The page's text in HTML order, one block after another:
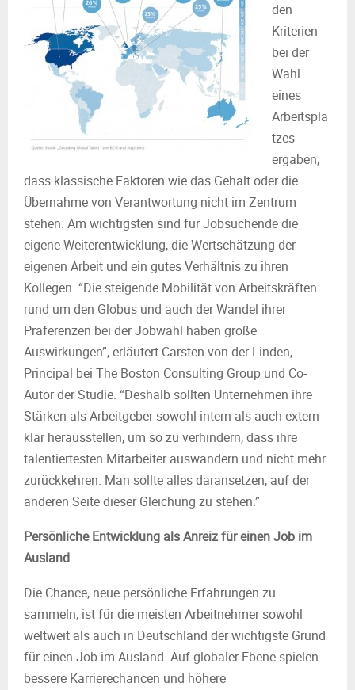
den
Kriterien
bei der
Wahl
eines
Arbeitspla
tzes
ergaben,
dass klassische Faktoren wie das Gehalt oder die
Übernahme von Verantwortung nicht im Zentrum
stehen. Am wichtigsten sind für Jobsuchende die
eigene Weiterentwicklung, die Wertschätzung der
eigenen Arbeit und ein gutes Verhältnis zu ihren
Kollegen. “Die steigende Mobilität von Arbeitskräften
rund um den Globus und auch der Wandel ihrer
Präferenzen bei der Jobwahl haben große
Auswirkungen”, erläutert Carsten von der Linden,
Principal bei The Boston Consulting Group und Co-
Autor der Studie. “Deshalb sollten Unternehmen ihre
Stärken als Arbeitgeber sowohl intern als auch extern
klar herausstellen, um so zu verhindern, dass ihre
talentiertesten Mitarbeiter auswandern und nicht mehr
zurückkehren. Man sollte alles daransetzen, auf der
anderen Seite dieser Gleichung zu stehen.”
Persönliche Entwicklung als Anreiz für einen Job im
Ausland
Die Chance, neue persönliche Erfahrungen zu
sammeln, ist für die meisten Arbeitnehmer sowohl
weltweit als auch in Deutschland der wichtigste Grund
für einen Job im Ausland. Auf globaler Ebene spielen
bessere Karrierechancen und höhere